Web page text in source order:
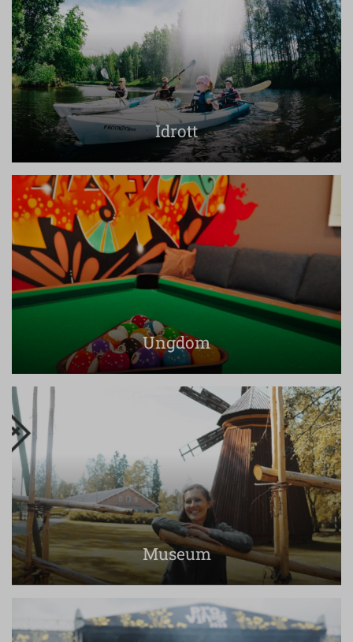
Idrott
Ungdom
Museum